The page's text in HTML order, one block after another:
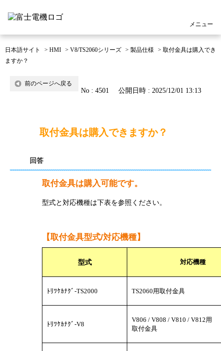
メニュー
日本語サイト > HMI > V8/TS2060シリーズ > 製品仕様 > 取付金具は購入でき
ますか？
前のページへ戻る
No : 4501 公開日時 : 2025/12/01 13:13
取付金具は購入できますか？
回答
取付金具は購入可能です。
型式と対応機種は下表を参照ください。
【取付金具型式/対応機種】
型式 対応機種
ﾄﾘﾂｹｶﾅｸﾞ-TS2000 TS2060用取付金具
ﾄﾘﾂｹｶﾅｸﾞ-V8
V806 / V808 / V810 / V812用
取付金具